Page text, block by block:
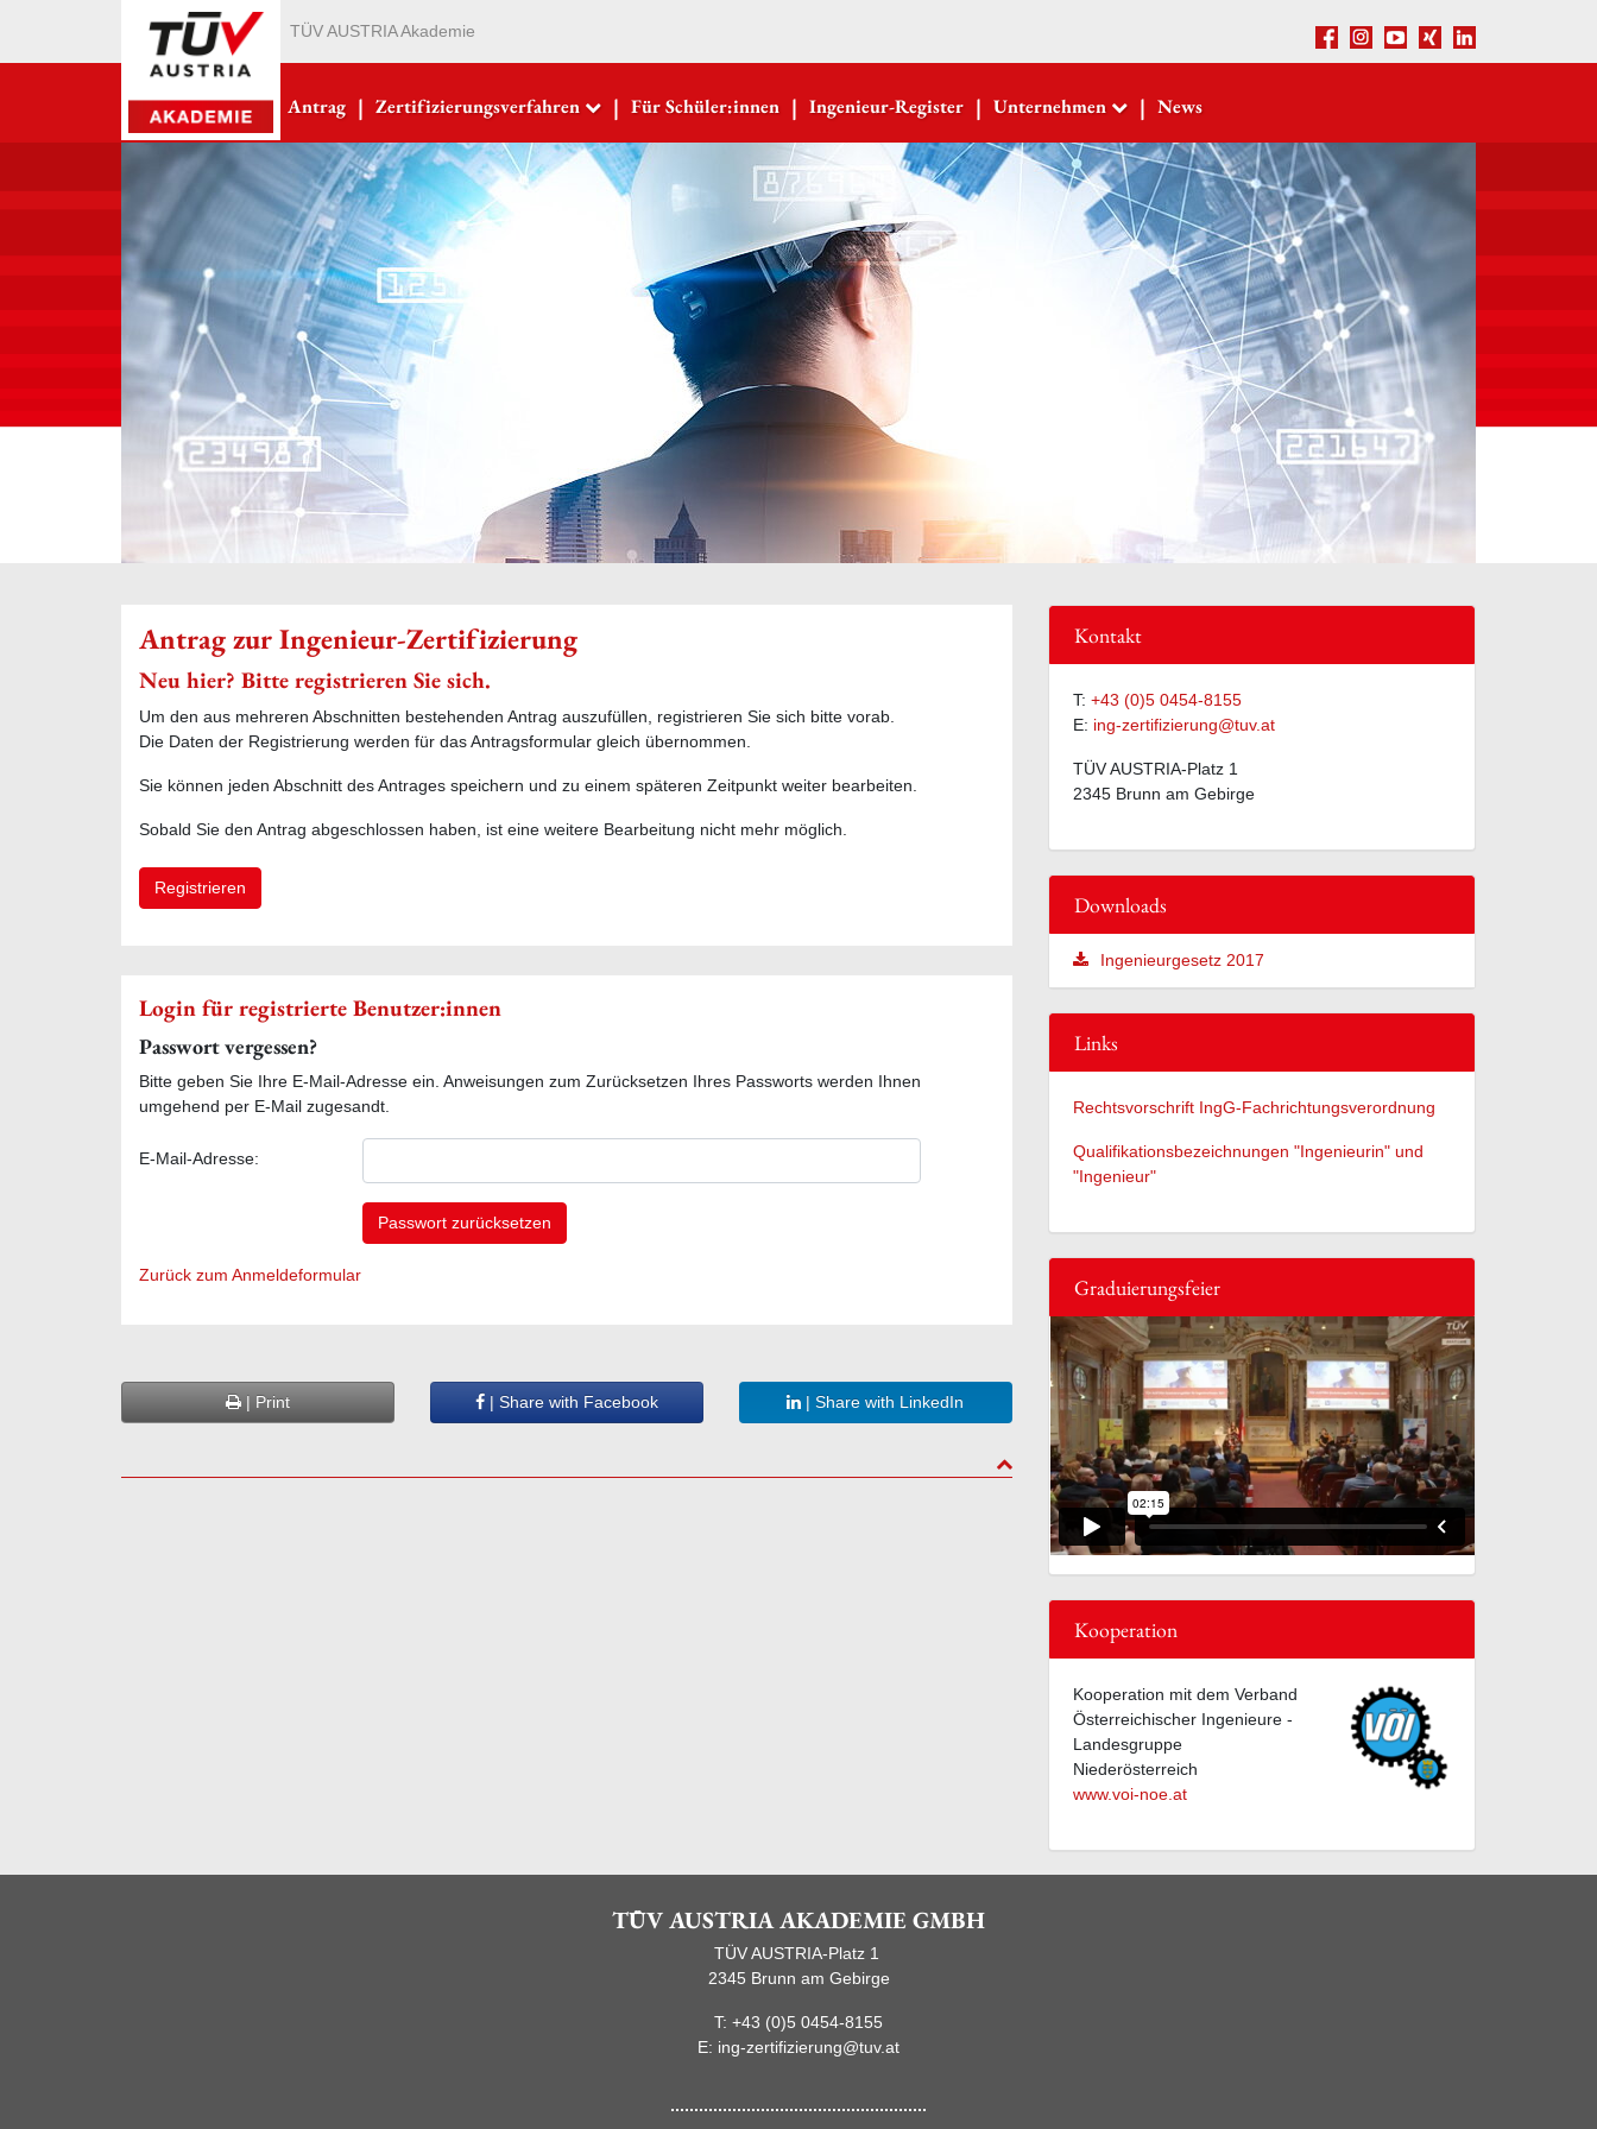
TÜV AUSTRIA Akademie Facebook
Instagram
Youtube
Xing LinkedIn
Antrag | Zertifizierungsverfahren | Für Schüler:innen | Ingenieur-Register | Unternehmen | News
Antrag zur Ingenieur-Zertifizierung
Neu hier? Bitte registrieren Sie sich.
Um den aus mehreren Abschnitten bestehenden Antrag auszufüllen, registrieren Sie sich bitte vorab.
Die Daten der Registrierung werden für das Antragsformular gleich übernommen.
Sie können jeden Abschnitt des Antrages speichern und zu einem späteren Zeitpunkt weiter bearbeiten.
Sobald Sie den Antrag abgeschlossen haben, ist eine weitere Bearbeitung nicht mehr möglich.
Registrieren
Login für registrierte Benutzer:innen
Passwort vergessen?
Bitte geben Sie Ihre E-Mail-Adresse ein. Anweisungen zum Zurücksetzen Ihres Passworts werden Ihnen
umgehend per E-Mail zugesandt.
E-Mail-Adresse:
Zurück zum Anmeldeformular
| Print | Share with Facebook | Share with LinkedIn
to top
Kontakt
T: +43 (0)5 0454-8155
E: ing-zertifizierung@tuv.at
TÜV AUSTRIA-Platz 1
2345 Brunn am Gebirge
Downloads
Ingenieurgesetz 2017
Links
Rechtsvorschrift IngG-Fachrichtungsverordnung
Qualifikationsbezeichnungen "Ingenieurin" und
"Ingenieur"
Graduierungsfeier
Kooperation
Kooperation mit dem Verband
Österreichischer Ingenieure -
Landesgruppe
Niederösterreich
www.voi-noe.at
TÜV AUSTRIA AKADEMIE GMBH
TÜV AUSTRIA-Platz 1
2345 Brunn am Gebirge
T: +43 (0)5 0454-8155
E: ing-zertifizierung@tuv.at